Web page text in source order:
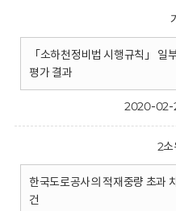
「소하천정비법 시행규칙」 일
평가 결과
2020-02-
2소
한국도로공사의 적재중량 초과
건